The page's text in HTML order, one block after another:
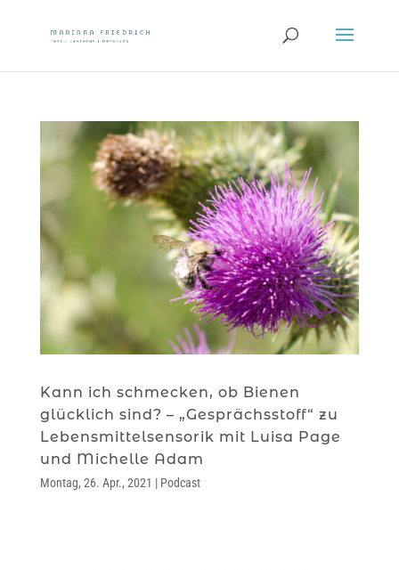
Kann ich schmecken, ob Bienen
glücklich sind? – „Gesprächsstoff“ zu
Lebensmittelsensorik mit Luisa Page
und Michelle Adam
Montag, 26. Apr., 2021 | Podcast